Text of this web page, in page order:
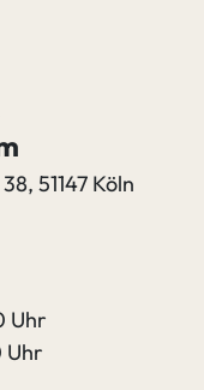
51147 Köln
Uhr
Uhr